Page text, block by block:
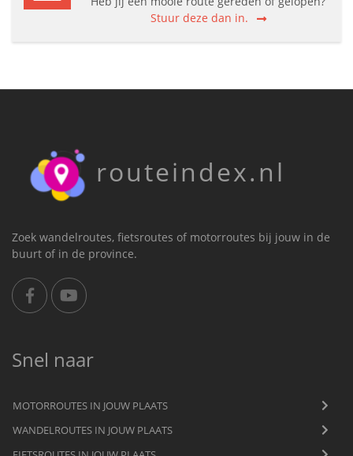
Stuur deze dan in.
routeindex.nl
Zoek wandelroutes, fietsroutes of motorroutes bij jouw in de
buurt of in de province.
Snel naar
MOTORROUTES IN JOUW PLAATS
WANDELROUTES IN JOUW PLAATS